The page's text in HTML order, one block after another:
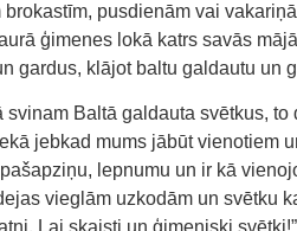
pusdienām vai
ģimenes lokā katrs savās
gardus, klājot baltu galdautu un
svinam Baltā galdauta svētkus,
jebkad mums jābūt vienotiem
lepnumu un ir kā
vieglām uzkodām un svētku
Lai skaisti un ģimeniski